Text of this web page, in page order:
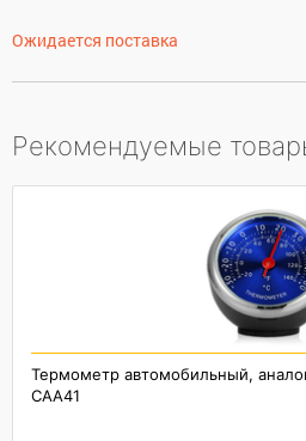
Ожидается поставка
Рекомендуемые
Термометр автомобильный,
CAA41